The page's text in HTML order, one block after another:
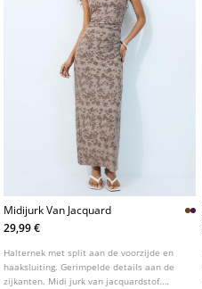
Midijurk Van Jacquard
29,99 €
Halternek met split aan de voorzijde en
haaksluiting. Gerimpelde details aan de
zijkanten. Midi jurk van jacquardstof.